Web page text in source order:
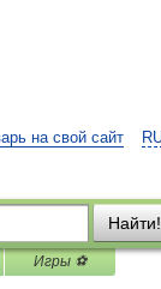
на свой сайт
Найти!
Игры ⚽